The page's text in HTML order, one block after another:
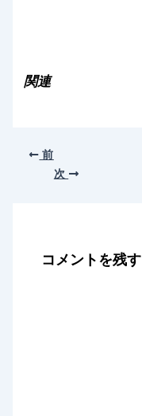
関連
前
次
コメントを残す